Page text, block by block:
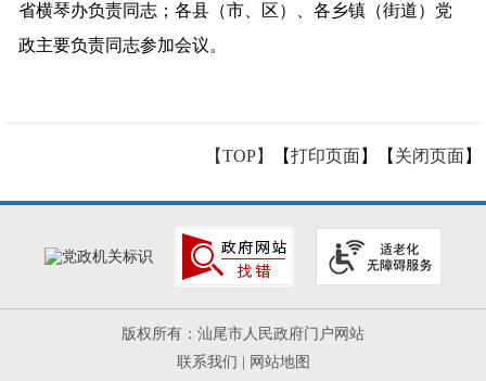
省横琴办负责同志；各县（市、区）、各乡镇（街道）党
政主要负责同志参加会议。
【TOP】 【打印页面】【 关闭页面】
版权所有：汕尾市人民政府门户网站
联系我们
网站地图